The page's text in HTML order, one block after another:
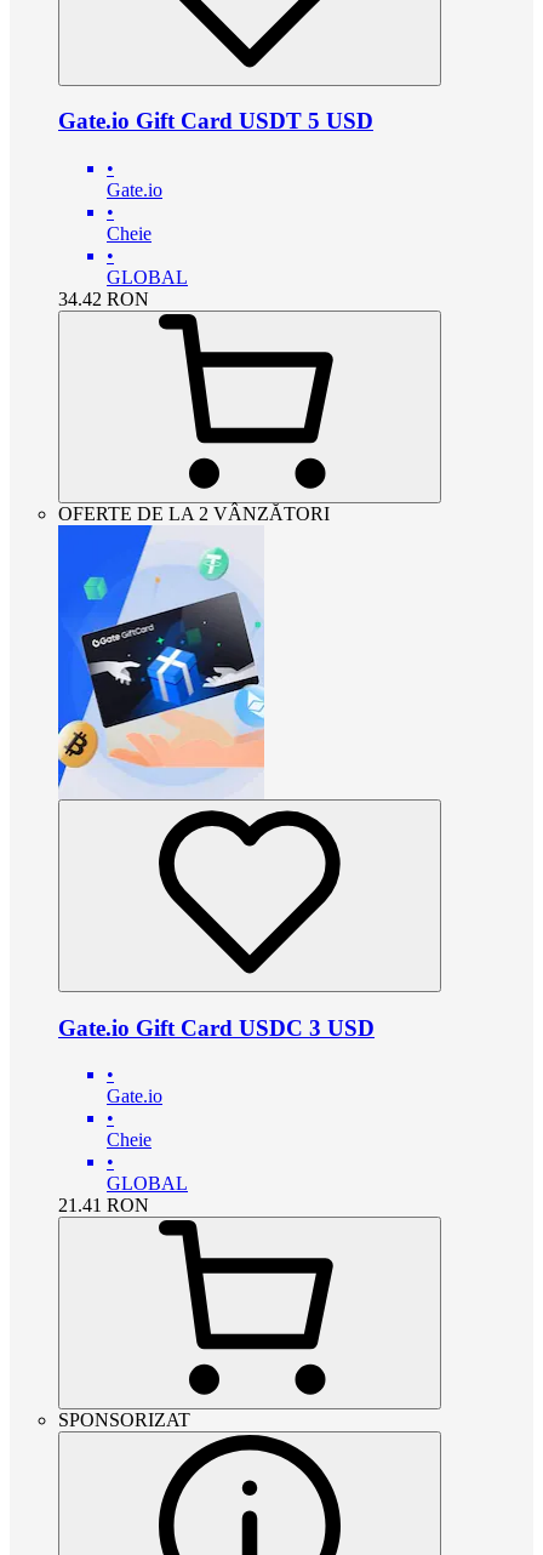
Gate.io Gift Card USDT 5 USD
•
Gate.io
•
Cheie
•
GLOBAL
34.42 RON
OFERTE DE LA 2 VÂNZĂTORI
Gate.io Gift Card USDC 3 USD
•
Gate.io
•
Cheie
•
GLOBAL
21.41 RON
SPONSORIZAT